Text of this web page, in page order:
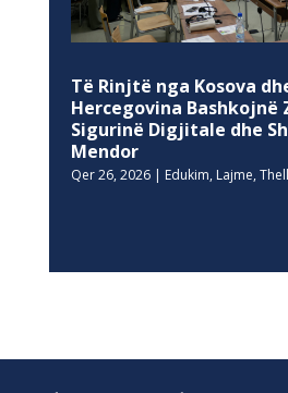
Të Rinjtë nga Kosova
Hercegovina Bashkojnë
Sigurinë Digjitale dhe
Mendor
Qer 26, 2026| Edukim, Lajme,